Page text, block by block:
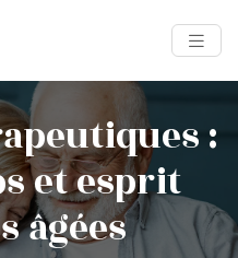
:
et esprit
âgées